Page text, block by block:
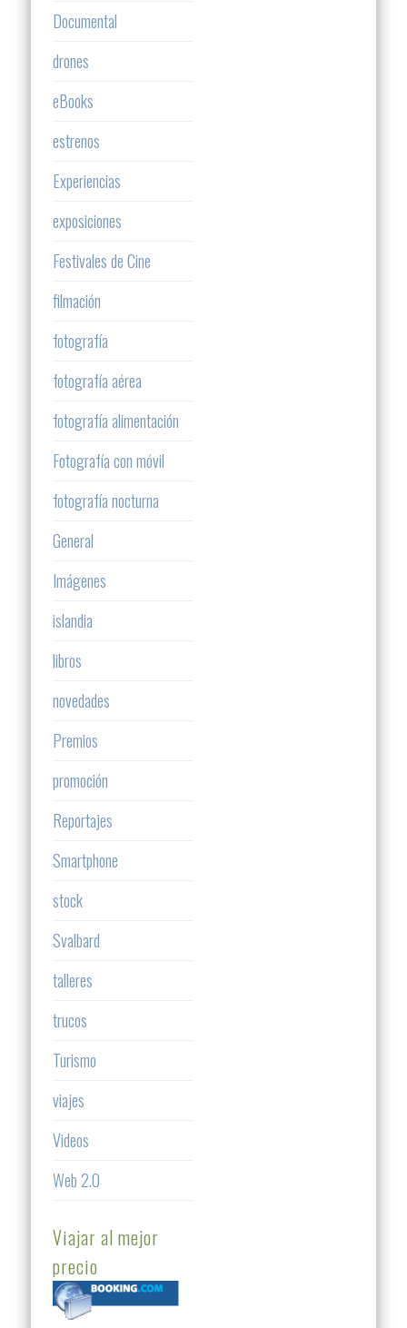
Documental
drones
eBooks
estrenos
Experiencias
exposiciones
Festivales de Cine
filmación
fotografía
fotografía aérea
fotografía alimentación
Fotografía con móvil
fotografía nocturna
General
Imágenes
islandia
libros
novedades
Premios
promoción
Reportajes
Smartphone
stock
Svalbard
talleres
trucos
Turismo
viajes
Videos
Web 2.0
Viajar al mejor
precio